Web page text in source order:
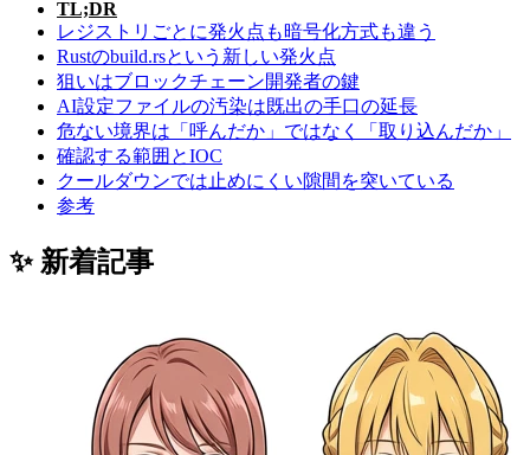
TL;DR
レジストリごとに発火点も暗号化方式も違う
Rustのbuild.rsという新しい発火点
狙いはブロックチェーン開発者の鍵
AI設定ファイルの汚染は既出の手口の延長
危ない境界は「呼んだか」ではなく「取り込んだか」
確認する範囲とIOC
クールダウンでは止めにくい隙間を突いている
参考
✨ 新着記事